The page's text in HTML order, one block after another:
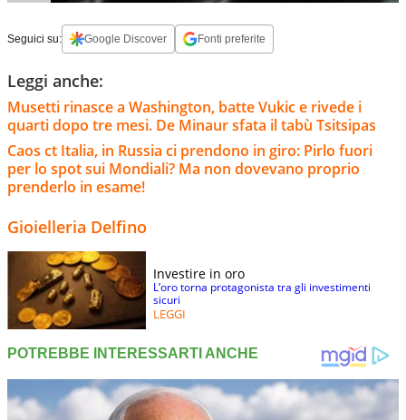
Seguici su: Google Discover Fonti preferite
Leggi anche:
Musetti rinasce a Washington, batte Vukic e rivede i
quarti dopo tre mesi. De Minaur sfata il tabù Tsitsipas
Caos ct Italia, in Russia ci prendono in giro: Pirlo fuori
per lo spot sui Mondiali? Ma non dovevano proprio
prenderlo in esame!
Gioielleria Delfino
Investire in oro
L’oro torna protagonista tra gli investimenti
sicuri
LEGGI